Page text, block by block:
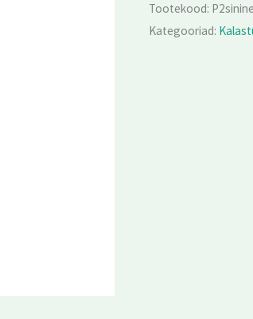
Tootekood: P2sinine
Kategooriad: